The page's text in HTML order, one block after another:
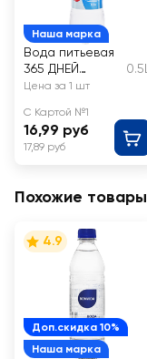
Наша марка
Вода питьевая
365 ДНЕЙ
природная
газированная
0.5L
Цена за 1 шт
С Картой №1
16,99 руб
17,89 руб
Похожие товары
Доп.скидка 10%
Наша марка
4.9